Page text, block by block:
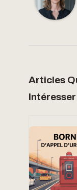
Articles
Intéresser